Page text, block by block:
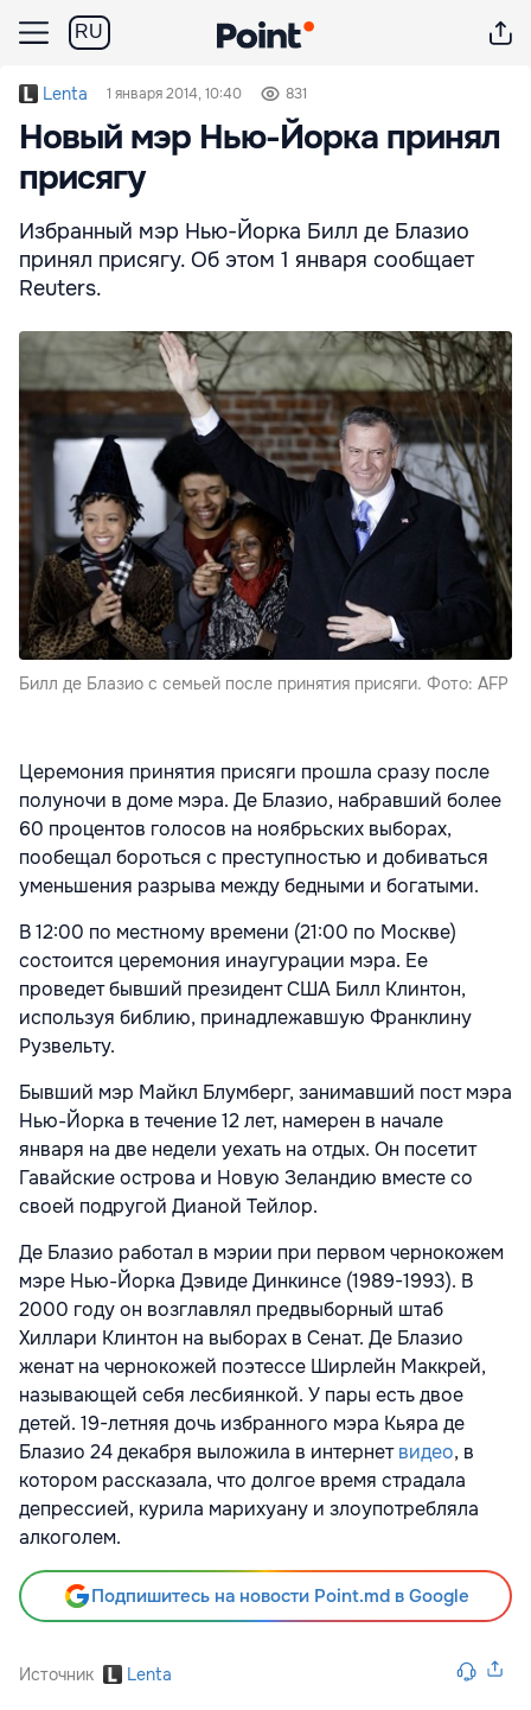
RU
Lenta 1 января 2014, 10:40 831
Новый мэр Нью-Йорка принял
присягу
Избранный мэр Нью-Йорка Билл де Блазио
принял присягу. Об этом 1 января сообщает
Reuters.
Билл де Блазио с семьей после принятия присяги. Фото: AFP
Церемония принятия присяги прошла сразу после
полуночи в доме мэра. Де Блазио, набравший более
60 процентов голосов на ноябрьских выборах,
пообещал бороться с преступностью и добиваться
уменьшения разрыва между бедными и богатыми.
В 12:00 по местному времени (21:00 по Москве)
состоится церемония инаугурации мэра. Ее
проведет бывший президент США Билл Клинтон,
используя библию, принадлежавшую Франклину
Рузвельту.
Бывший мэр Майкл Блумберг, занимавший пост мэра
Нью-Йорка в течение 12 лет, намерен в начале
января на две недели уехать на отдых. Он посетит
Гавайские острова и Новую Зеландию вместе со
своей подругой Дианой Тейлор.
Де Блазио работал в мэрии при первом чернокожем
мэре Нью-Йорка Дэвиде Динкинсе (1989-1993). В
2000 году он возглавлял предвыборный штаб
Хиллари Клинтон на выборах в Сенат. Де Блазио
женат на чернокожей поэтессе Ширлейн Маккрей,
называющей себя лесбиянкой. У пары есть двое
детей. 19-летняя дочь избранного мэра Кьяра де
Блазио 24 декабря выложила в интернетвидео, в
котором рассказала, что долгое время страдала
депрессией, курила марихуану и злоупотребляла
алкоголем.
Подпишитесь на новости Point.md в Google
Источник Lenta